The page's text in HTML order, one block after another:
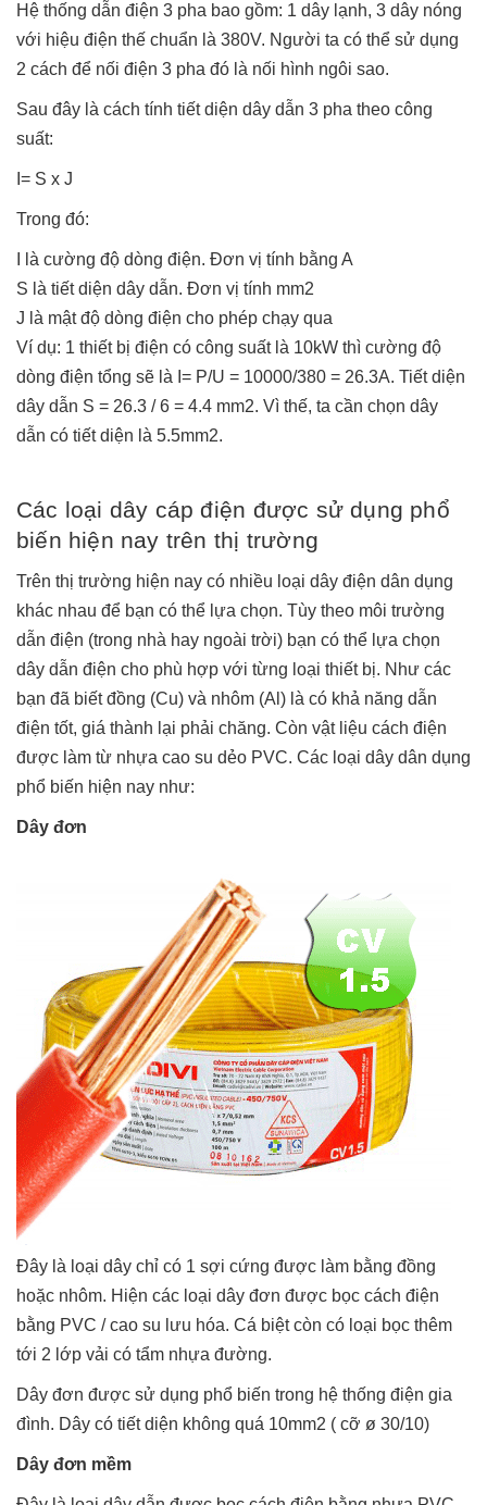
Hệ thống dẫn điện 3 pha bao gồm: 1 dây lạnh, 3 dây nóng
với hiệu điện thế chuẩn là 380V. Người ta có thể sử dụng
2 cách để nối điện 3 pha đó là nối hình ngôi sao.
Sau đây là cách tính tiết diện dây dẫn 3 pha theo công
suất:
I= S x J
Trong đó:
I là cường độ dòng điện. Đơn vị tính bằng A
S là tiết diện dây dẫn. Đơn vị tính mm2
J là mật độ dòng điện cho phép chạy qua
Ví dụ: 1 thiết bị điện có công suất là 10kW thì cường độ
dòng điện tổng sẽ là I= P/U = 10000/380 = 26.3A. Tiết diện
dây dẫn S = 26.3 / 6 = 4.4 mm2. Vì thế, ta cần chọn dây
dẫn có tiết diện là 5.5mm2.
Các loại dây cáp điện được sử dụng phổ
biến hiện nay trên thị trường
Trên thị trường hiện nay có nhiều loại dây điện dân dụng
khác nhau để bạn có thể lựa chọn. Tùy theo môi trường
dẫn điện (trong nhà hay ngoài trời) bạn có thể lựa chọn
dây dẫn điện cho phù hợp với từng loại thiết bị. Như các
bạn đã biết đồng (Cu) và nhôm (Al) là có khả năng dẫn
điện tốt, giá thành lại phải chăng. Còn vật liệu cách điện
được làm từ nhựa cao su dẻo PVC. Các loại dây dân dụng
phổ biến hiện nay như:
Dây đơn
Đây là loại dây chỉ có 1 sợi cứng được làm bằng đồng
hoặc nhôm. Hiện các loại dây đơn được bọc cách điện
bằng PVC / cao su lưu hóa. Cá biệt còn có loại bọc thêm
tới 2 lớp vải có tẩm nhựa đường.
Dây đơn được sử dụng phổ biến trong hệ thống điện gia
đình. Dây có tiết diện không quá 10mm2 ( cỡ ø 30/10)
Dây đơn mềm